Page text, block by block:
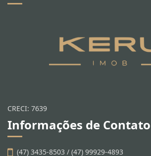
CRECI: 7639
Informações de Contato
(47) 3435-8503 / (47) 99929-4893